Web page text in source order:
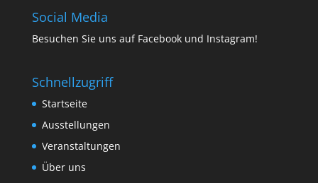
Social Media
Besuchen Sie uns auf Facebookund Instagram!
Schnellzugriff
Startseite
Ausstellungen
Veranstaltungen
Über uns